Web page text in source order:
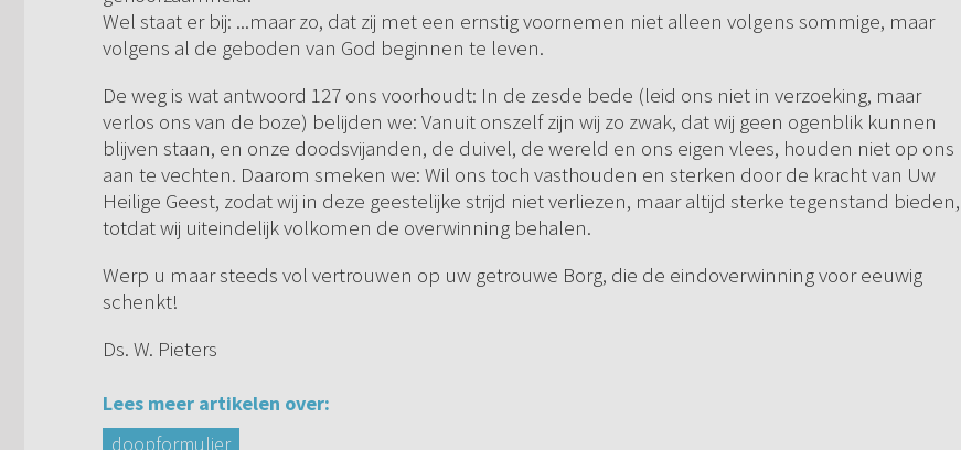
Wel staat er bij: ...maar zo, dat zij met een ernstig voornemen niet alleen volgens sommige, maar
volgens al de geboden van God beginnen te leven.
De weg is wat antwoord 127 ons voorhoudt: In de zesde bede (leid ons niet in verzoeking, maar
verlos ons van de boze) belijden we: Vanuit onszelf zijn wij zo zwak, dat wij geen ogenblik kunnen
blijven staan, en onze doodsvijanden, de duivel, de wereld en ons eigen vlees, houden niet op ons
aan te vechten. Daarom smeken we: Wil ons toch vasthouden en sterken door de kracht van Uw
Heilige Geest, zodat wij in deze geestelijke strijd niet verliezen, maar altijd sterke tegenstand bieden,
totdat wij uiteindelijk volkomen de overwinning behalen.
Werp u maar steeds vol vertrouwen op uw getrouwe Borg, die de eindoverwinning voor eeuwig
schenkt!
Ds. W. Pieters
Lees meer artikelen over:
doopformulier